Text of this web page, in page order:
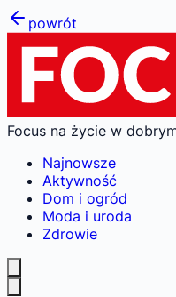
powrót
Focus na życie w
Najnowsze
Aktywność
Dom i ogród
Moda i uroda
Zdrowie